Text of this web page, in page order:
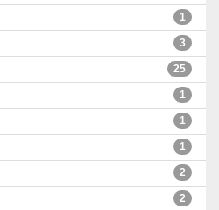
1
3
25
1
1
1
2
2